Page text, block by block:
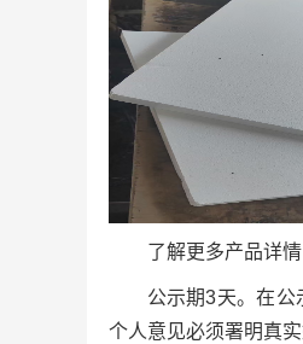
了解更多产品详
公示期3天。在公
个人意见必须署明真